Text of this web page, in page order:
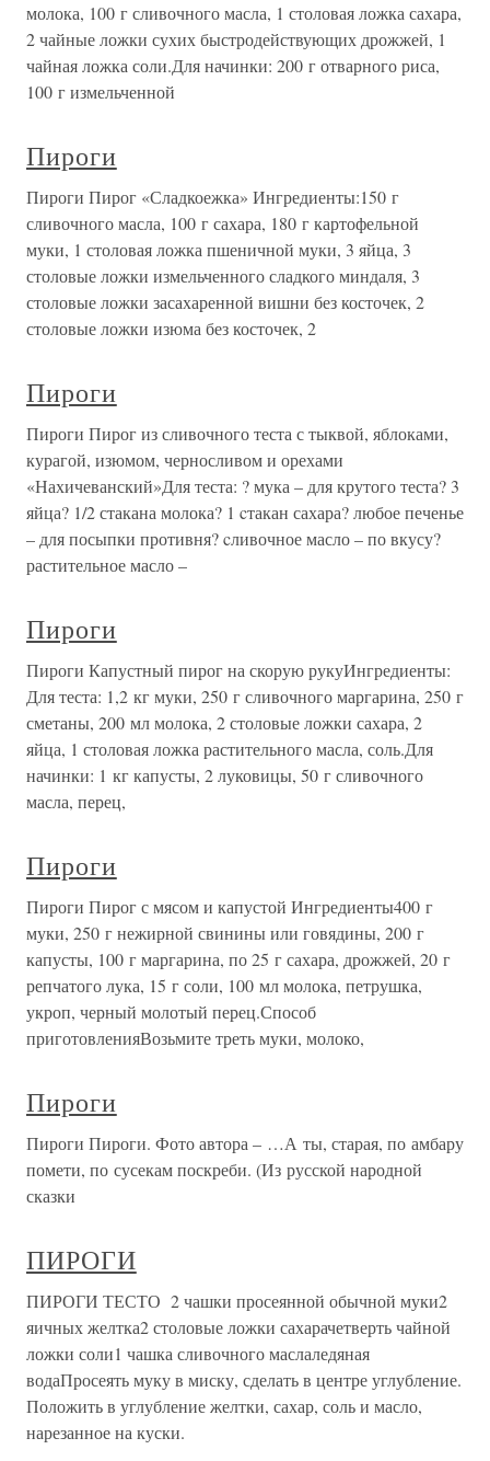
молока, 100 г сливочного масла, 1 столовая ложка сахара,
2 чайные ложки сухих быстродействующих дрожжей, 1
чайная ложка соли.Для начинки: 200 г отварного риса,
100 г измельченной
Пироги
Пироги Пирог «Сладкоежка» Ингредиенты:150 г
сливочного масла, 100 г сахара, 180 г картофельной
муки, 1 столовая ложка пшеничной муки, 3 яйца, 3
столовые ложки измельченного сладкого миндаля, 3
столовые ложки засахаренной вишни без косточек, 2
столовые ложки изюма без косточек, 2
Пироги
Пироги Пирог из сливочного теста с тыквой, яблоками,
курагой, изюмом, черносливом и орехами
«Нахичеванский»Для теста: ? мука – для крутого теста? 3
яйца? 1/2 стакана молока? 1 cтакан сахара? любое печенье
– для посыпки противня? cливочное масло – по вкусу?
растительное масло –
Пироги
Пироги Капустный пирог на скорую рукуИнгредиенты:
Для теста: 1,2 кг муки, 250 г сливочного маргарина, 250 г
сметаны, 200 мл молока, 2 столовые ложки сахара, 2
яйца, 1 столовая ложка растительного масла, соль.Для
начинки: 1 кг капусты, 2 луковицы, 50 г сливочного
масла, перец,
Пироги
Пироги Пирог с мясом и капустой Ингредиенты400 г
муки, 250 г нежирной свинины или говядины, 200 г
капусты, 100 г маргарина, по 25 г сахара, дрожжей, 20 г
репчатого лука, 15 г соли, 100 мл молока, петрушка,
укроп, черный молотый перец.Способ
приготовленияВозьмите треть муки, молоко,
Пироги
Пироги Пироги. Фото автора – …А ты, старая, по амбару
помети, по сусекам поскреби. (Из русской народной
сказки
ПИРОГИ
ПИРОГИ ТЕСТО 2 чашки просеянной обычной муки2
яичных желтка2 столовые ложки сахарачетверть чайной
ложки соли1 чашка сливочного маслаледяная
водаПросеять муку в миску, сделать в центре углубление.
Положить в углубление желтки, сахар, соль и масло,
нарезанное на куски.